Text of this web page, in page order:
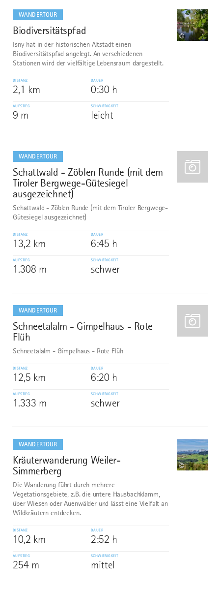
WANDERTOUR
7
Biodiversitätspfad
©
Isny hat in der historischen Altstadt einen
Biodiversitätspfad angelegt. An verschiedenen
Stationen wird der vielfältige Lebensraum dargestellt.
DISTANZ
2,1 km
DAUER
0:30 h
AUFSTIEG
9 m
SCHWIERIGKEIT
leicht
dazu
WANDERTOUR
8
Schattwald - Zöblen Runde (mit dem
Tiroler Bergwege-Gütesiegel
ausgezeichnet)
Schattwald - Zöblen Runde (mit dem Tiroler Bergwege-
Gütesiegel ausgezeichnet)
DISTANZ
13,2 km
DAUER
6:45 h
AUFSTIEG
1.308 m
SCHWIERIGKEIT
schwer
dazu
WANDERTOUR
9
Schneetalalm - Gimpelhaus - Rote
Flüh
Schneetalalm - Gimpelhaus - Rote Flüh
DISTANZ
12,5 km
DAUER
6:20 h
AUFSTIEG
1.333 m
SCHWIERIGKEIT
schwer
dazu
WANDERTOUR
10
Kräuterwanderung Weiler-
Simmerberg
©
Die Wanderung führt durch mehrere
Vegetationsgebiete, z.B. die untere Hausbachklamm,
über Wiesen oder Auenwälder und lässt eine Vielfalt an
Wildkräutern entdecken.
DISTANZ
10,2 km
DAUER
2:52 h
AUFSTIEG
254 m
SCHWIERIGKEIT
mittel
dazu